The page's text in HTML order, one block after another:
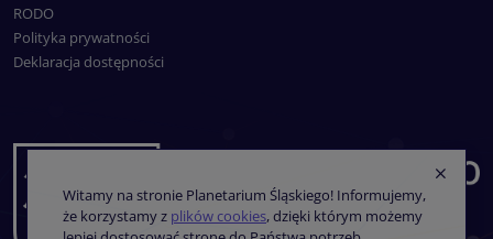
RODO
Polityka prywatności
Deklaracja dostępności
Witamy na stronie Planetarium Śląskiego! Informujemy,
że korzystamy z plików cookies, dzięki którym możemy